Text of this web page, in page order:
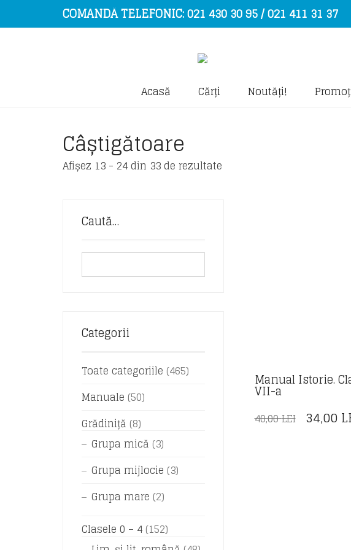
COMANDĂ TELEFONIC: 021 430 30 95 / 021 411 31 37
Acasă Cărți Noutăți!
Câștigătoare
Afișez 13 - 24 din 33 de rezultate
Manual Istorie.
VII-a
40,00LEI PREȚUL
34,00
Caută…
Categorii
Toate categoriile (465)
Manuale (50)
Grădiniță (8)
Grupa mică (3)
Grupa mijlocie (3)
Grupa mare (2)
Clasele 0 – 4 (152)